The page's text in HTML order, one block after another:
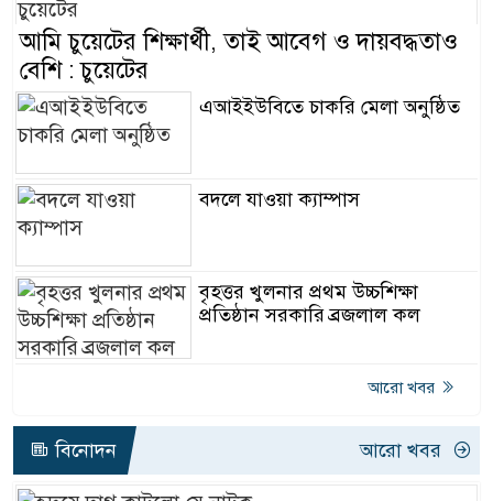
আমি চুয়েটের শিক্ষার্থী, তাই আবেগ ও দায়বদ্ধতাও
বেশি : চুয়েটের
এআইইউবিতে চাকরি মেলা অনুষ্ঠিত
বদলে যাওয়া ক্যাম্পাস
বৃহত্তর খুলনার প্রথম উচ্চশিক্ষা
প্রতিষ্ঠান সরকারি ব্রজলাল কল
আরো খবর
বিনোদন আরো খবর